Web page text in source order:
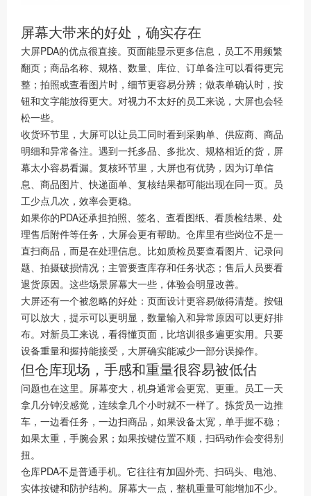
屏幕大带来的好处，确实存在
大屏PDA的优点很直接。页面能显示更多信息，员工不用频繁
翻页；商品名称、规格、数量、库位、订单备注可以看得更完
整；拍照或查看图片时，细节更容易分辨；做表单确认时，按
钮和文字能放得更大。对视力不太好的员工来说，大屏也会轻
松一些。
收货环节里，大屏可以让员工同时看到采购单、供应商、商品
明细和异常备注。遇到一托多品、多批次、规格相近的货，屏
幕太小容易看漏。复核环节里，大屏也有优势，因为订单信
息、商品图片、快递面单、复核结果都可能出现在同一页。员
工少点几次，效率会更稳。
如果你的PDA还承担拍照、签名、查看图纸、看质检结果、处
理售后附件等任务，大屏会更有帮助。仓库里有些岗位不是一
直扫商品，而是在处理信息。比如质检员要查看图片、记录问
题、拍摄破损情况；主管要查库存和任务状态；售后人员要看
退货原因。这些场景屏幕大一些，体验会明显改善。
大屏还有一个被忽略的好处：页面设计更容易做得清楚。按钮
可以放大，提示可以更明显，数量输入和异常原因可以更好排
布。对新员工来说，看得懂页面，比培训很多遍更实用。只要
设备重量和握持能接受，大屏确实能减少一部分误操作。
但仓库现场，手感和重量很容易被低估
问题也在这里。屏幕变大，机身通常会更宽、更重。员工一天
拿几分钟没感觉，连续拿几个小时就不一样了。拣货员一边推
车，一边看任务，一边扫商品，如果设备太宽，单手握不稳；
如果太重，手腕会累；如果按键位置不顺，扫码动作会变得别
扭。
仓库PDA不是普通手机。它往往有加固外壳、扫码头、电池、
实体按键和防护结构。屏幕大一点，整机重量可能增加不少。